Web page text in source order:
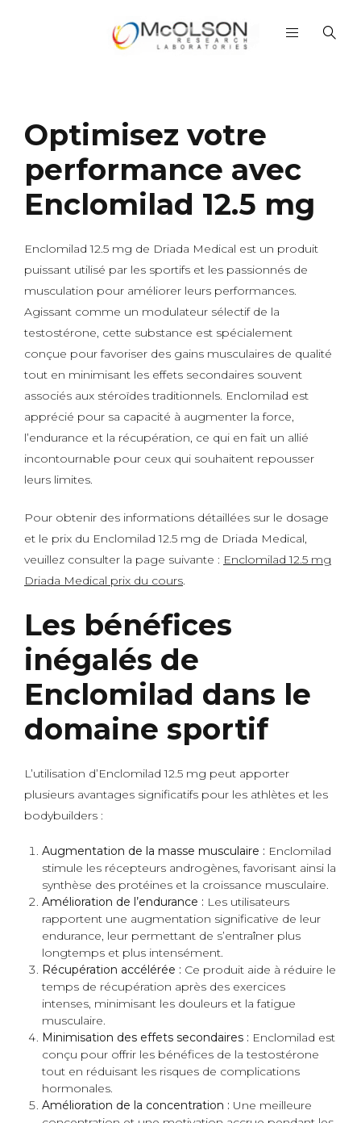
Optimisez votre
performance avec
Enclomilad 12.5 mg
Enclomilad 12.5 mg de Driada Medical est un produit
puissant utilisé par les sportifs et les passionnés de
musculation pour améliorer leurs performances.
Agissant comme un modulateur sélectif de la
testostérone, cette substance est spécialement
conçue pour favoriser des gains musculaires de qualité
tout en minimisant les effets secondaires souvent
associés aux stéroïdes traditionnels. Enclomilad est
apprécié pour sa capacité à augmenter la force,
l’endurance et la récupération, ce qui en fait un allié
incontournable pour ceux qui souhaitent repousser
leurs limites.
Pour obtenir des informations détaillées sur le dosage
et le prix du Enclomilad 12.5 mg de Driada Medical,
veuillez consulter la page suivante : Enclomilad 12.5 mg
Driada Medical prix du cours.
Les bénéfices
inégalés de
Enclomilad dans le
domaine sportif
L’utilisation d’Enclomilad 12.5 mg peut apporter
plusieurs avantages significatifs pour les athlètes et les
bodybuilders :
Augmentation de la masse musculaire : Enclomilad
stimule les récepteurs androgènes, favorisant ainsi la
synthèse des protéines et la croissance musculaire.
Amélioration de l’endurance : Les utilisateurs
rapportent une augmentation significative de leur
endurance, leur permettant de s’entraîner plus
longtemps et plus intensément.
Récupération accélérée : Ce produit aide à réduire le
temps de récupération après des exercices
intenses, minimisant les douleurs et la fatigue
musculaire.
Minimisation des effets secondaires : Enclomilad est
conçu pour offrir les bénéfices de la testostérone
tout en réduisant les risques de complications
hormonales.
Amélioration de la concentration : Une meilleure